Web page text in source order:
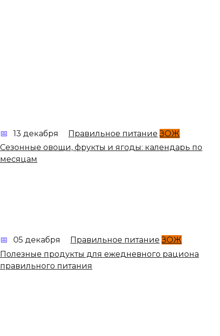
13 декабря Правильное питание ЗОЖ
Сезонные овощи, фрукты и ягоды: календарь по
месяцам
05 декабря Правильное питание ЗОЖ
Полезные продукты для ежедневного рациона
правильного питания